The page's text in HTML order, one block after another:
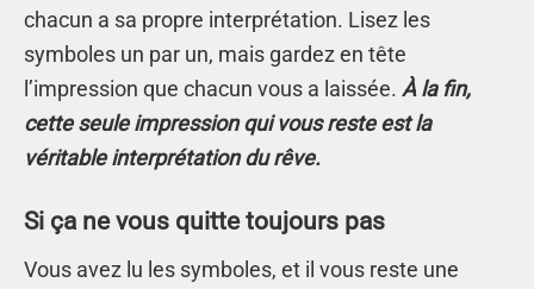
chacun a sa propre interprétation. Lisez les
symboles un par un, mais gardez en tête
l’impression que chacun vous a laissée. À la fin,
cette seule impression qui vous reste est la
véritable interprétation du rêve.
Si ça ne vous quitte toujours pas
Vous avez lu les symboles, et il vous reste une